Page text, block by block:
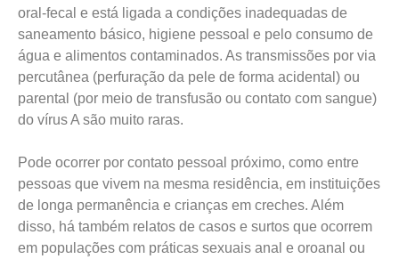
oral-fecal e está ligada a condições inadequadas de
saneamento básico, higiene pessoal e pelo consumo de
água e alimentos contaminados. As transmissões por via
percutânea (perfuração da pele de forma acidental) ou
parental (por meio de transfusão ou contato com sangue)
do vírus A são muito raras.
Pode ocorrer por contato pessoal próximo, como entre
pessoas que vivem na mesma residência, em instituições
de longa permanência e crianças em creches. Além
disso, há também relatos de casos e surtos que ocorrem
em populações com práticas sexuais anal e oroanal ou